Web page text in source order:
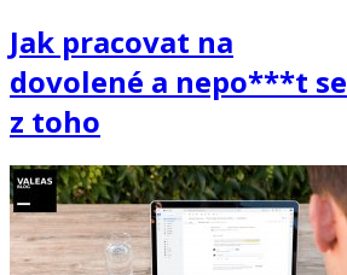
Jak pracovat na
dovolené a nepo***t se
z toho